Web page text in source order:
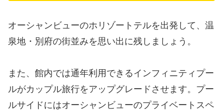
オーシャンビューのホリゾートテルを出発して、温
泉地・別府の街並みを思い出に残しましょう。
また、館内では通年利用できるインフィニティプー
ルがカップル旅行をアップグレードさせます。プー
ルサイドにはオーシャンビューのプライベートスペ